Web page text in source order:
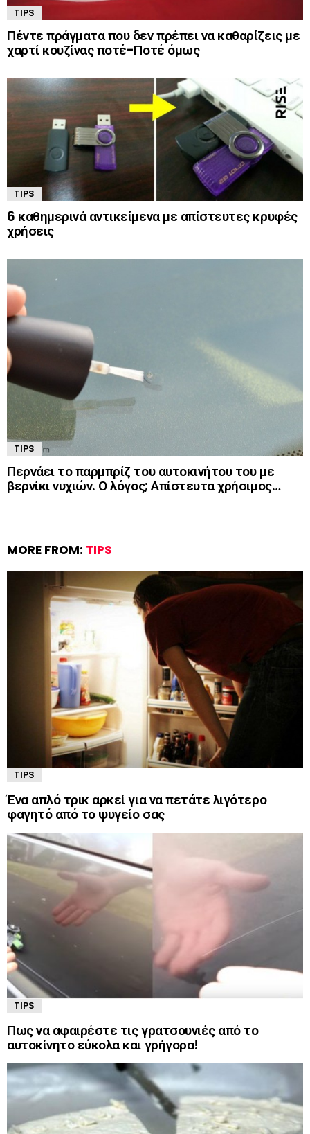
TIPS
Πέντε πράγματα που δεν πρέπει να καθαρίζεις με
χαρτί κουζίνας ποτέ-Ποτέ όμως
TIPS
6 καθημερινά αντικείμενα με απίστευτες κρυφές
χρήσεις
TIPS
Περνάει το παρμπρίζ του αυτοκινήτου του με
βερνίκι νυχιών. Ο λόγος; Απίστευτα χρήσιμος…
MORE FROM: TIPS
TIPS
Ένα απλό τρικ αρκεί για να πετάτε λιγότερο
φαγητό από το ψυγείο σας
TIPS
Πως να αφαιρέστε τις γρατσουνιές από το
αυτοκίνητο εύκολα και γρήγορα!